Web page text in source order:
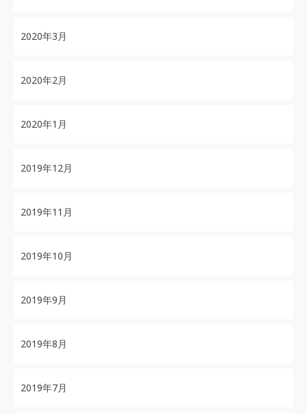
2020年3月
2020年2月
2020年1月
2019年12月
2019年11月
2019年10月
2019年9月
2019年8月
2019年7月